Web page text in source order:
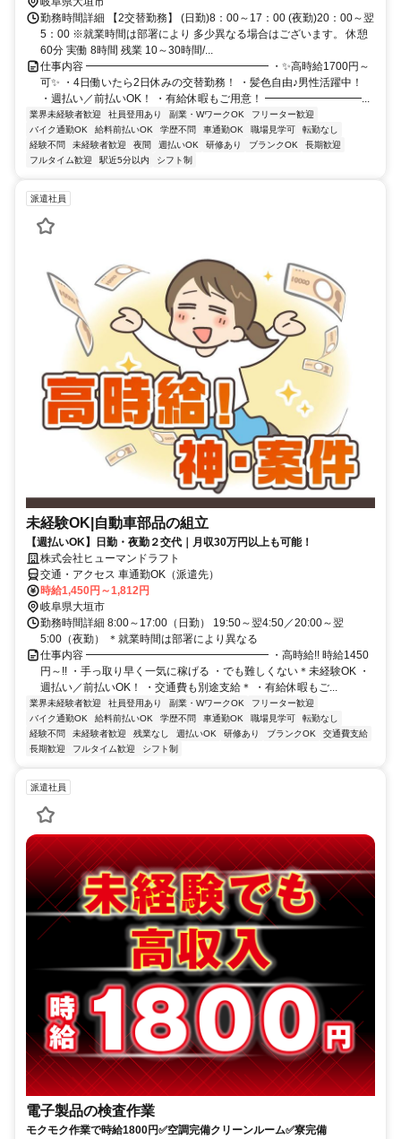
勤務時間詳細 【2交替勤務】 (日勤)8：00～17：00 (夜勤)20：00～翌
5：00 ※就業時間は部署により 多少異なる場合はございます。 休憩
60分 実働 8時間 残業 10～30時間/...
仕事内容 ━━━━━━━━━━━━━━━━━ ・✨高時給1700円～
可✨ ・4日働いたら2日休みの交替勤務！ ・髪色自由♪男性活躍中！
・週払い／前払いOK！ ・有給休暇もご用意！ ━━━━━━━━━...
業界未経験者歓迎 社員登用あり 副業・WワークOK
フリーター歓迎
バイク通勤OK
給料前払いOK 学歴不問 車通勤OK 職場見学可
転勤なし
経験不問
未経験者歓迎 夜間 週払いOK 研修あり ブランクOK
長期歓迎
フルタイム歓迎
駅近5分以内 シフト制
派遣社員
未経験OK|自動車部品の組立
【週払いOK】日勤・夜勤２交代｜月収30万円以上も可能！
株式会社ヒューマンドラフト
交通・アクセス 車通勤OK（派遣先）
時給1,450円～1,812円
岐阜県大垣市
勤務時間詳細 8:00～17:00（日勤） 19:50～翌4:50／20:00～翌
5:00（夜勤） ＊就業時間は部署により異なる
仕事内容 ━━━━━━━━━━━━━━━━━ ・高時給!! 時給1450
円～!! ・手っ取り早く一気に稼げる ・でも難しくない＊未経験OK ・
週払い／前払いOK！ ・交通費も別途支給＊ ・有給休暇もご...
業界未経験者歓迎 社員登用あり 副業・WワークOK
フリーター歓迎
バイク通勤OK
給料前払いOK 学歴不問 車通勤OK 職場見学可
転勤なし
経験不問
未経験者歓迎 残業なし 週払いOK 研修あり ブランクOK
交通費支給
長期歓迎
フルタイム歓迎 シフト制
派遣社員
電子製品の検査作業
モクモク作業で時給1800円✅空調完備クリーンルーム✅寮完備